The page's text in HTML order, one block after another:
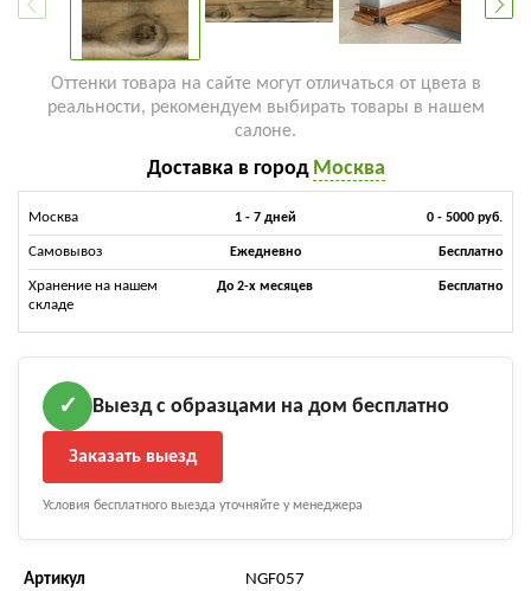
Оттенки товара на сайте могут отличаться от цвета в
реальности, рекомендуем выбирать товары в нашем
салоне.
Доставка в город Москва
Москва 1 - 7 дней 0 - 5000 руб.
Самовывоз Ежедневно Бесплатно
Хранение на нашем
складе
До 2-х месяцев Бесплатно
✓ Выезд с образцами на дом бесплатно
Заказать выезд
Условия бесплатного выезда уточняйте у менеджера
Артикул
NGF057